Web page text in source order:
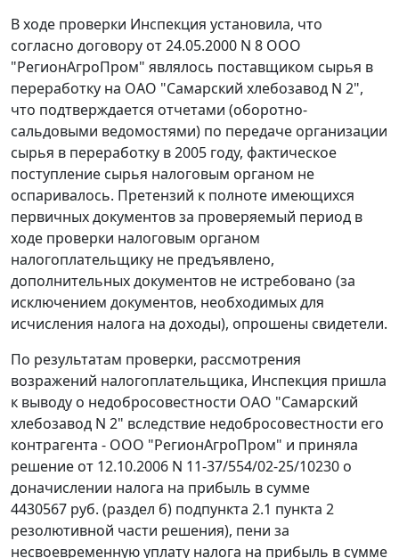
В ходе проверки Инспекция установила, что
согласно договору от 24.05.2000 N 8 ООО
"РегионАгроПром" являлось поставщиком сырья в
переработку на ОАО "Самарский хлебозавод N 2",
что подтверждается отчетами (оборотно-
сальдовыми ведомостями) по передаче организации
сырья в переработку в 2005 году, фактическое
поступление сырья налоговым органом не
оспаривалось. Претензий к полноте имеющихся
первичных документов за проверяемый период в
ходе проверки налоговым органом
налогоплательщику не предъявлено,
дополнительных документов не истребовано (за
исключением документов, необходимых для
исчисления налога на доходы), опрошены свидетели.
По результатам проверки, рассмотрения
возражений налогоплательщика, Инспекция пришла
к выводу о недобросовестности ОАО "Самарский
хлебозавод N 2" вследствие недобросовестности его
контрагента - ООО "РегионАгроПром" и приняла
решение от 12.10.2006 N 11-37/554/02-25/10230 о
доначислении налога на прибыль в сумме
4430567 руб. (раздел б) подпункта 2.1 пункта 2
резолютивной части решения), пени за
несвоевременную уплату налога на прибыль в сумме